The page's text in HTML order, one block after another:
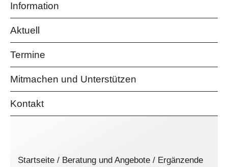
Information
Aktuell
Termine
Mitmachen und Unterstützen
Kontakt
Startseite / Beratung und Angebote / Ergänzende